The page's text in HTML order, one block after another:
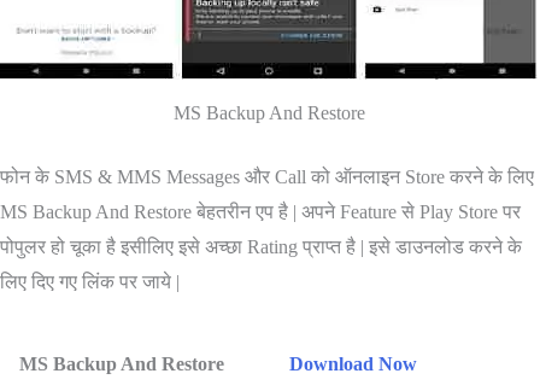
MS Backup And Restore
फोन के SMS & MMS Messages और Call को ऑनलाइन Store करने के लिए
MS Backup And Restore बेहतरीन एप है | अपने Feature से Play Store पर
पोपुलर हो चूका है इसीलिए इसे अच्छा Rating प्राप्त है | इसे डाउनलोड करने के
लिए दिए गए लिंक पर जाये |
MS Backup And Restore Download Now